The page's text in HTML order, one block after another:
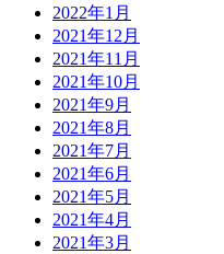
2022年1月
2021年12月
2021年11月
2021年10月
2021年9月
2021年8月
2021年7月
2021年6月
2021年5月
2021年4月
2021年3月